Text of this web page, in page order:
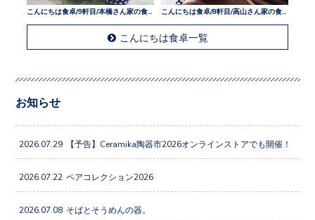
こんにちは食卓/9軒目/本橋さん家の食卓
こんにちは食卓一覧
お知らせ
2026.07.29 【予告】Ceramika陶器市2026オンラインストアでも開催！
2026.07.22 ペアコレクション2026
2026.07.08 そばとそうめんの器。